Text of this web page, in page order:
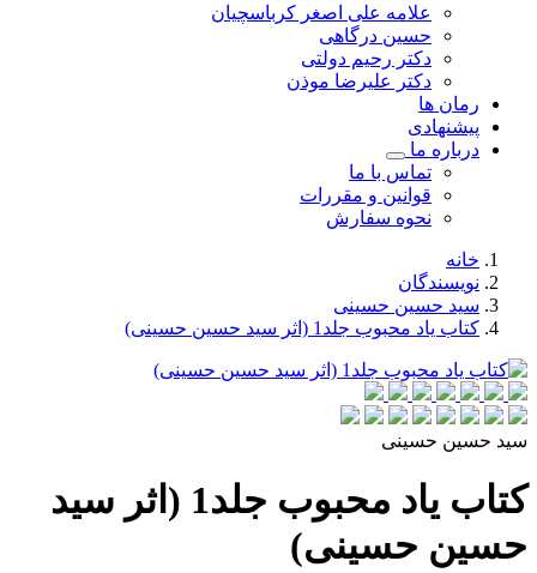
علامه علی اصغر کرباسچیان
حسین درگاهی
دکتر رحیم دولتی
دکتر علیرضا موذن
رمان ها
پیشنهادی
درباره ما
تماس با ما
قوانین و مقررات
نحوه سفارش
خانه
نویسندگان
سید حسین حسینی
کتاب یاد محبوب جلد1 (اثر سید حسین حسینی)
سید حسین حسینی
کتاب یاد محبوب جلد1 (اثر سید
حسین حسینی)